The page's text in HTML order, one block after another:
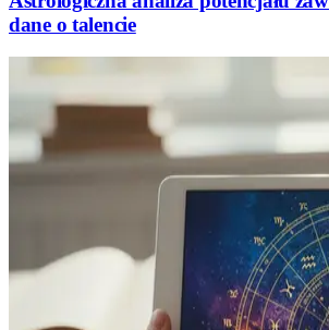
dane o talencie